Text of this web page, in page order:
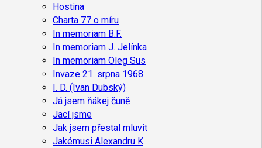
Hostina
Charta 77 o míru
In memoriam B.F.
In memoriam J. Jelínka
In memoriam Oleg Sus
Invaze 21. srpna 1968
I. D. (Ivan Dubský)
Já jsem ňákej čuně
Jací jsme
Jak jsem přestal mluvit
Jakémusi Alexandru K